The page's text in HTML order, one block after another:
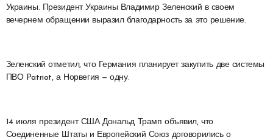
Украины. Президент Украины Владимир Зеленский в своем
вечернем обращении выразил благодарность за это решение.
Зеленский отметил, что Германия планирует закупить две системы
ПВО Patriot, а Норвегия — одну.
14 июля президент США Дональд Трамп объявил, что
Соединенные Штаты и Европейский Союз договорились о